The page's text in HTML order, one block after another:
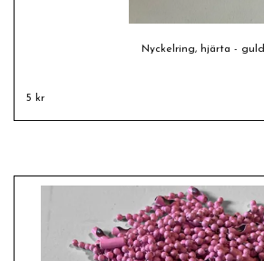
Nyckelring, hjärta - guld
5 kr